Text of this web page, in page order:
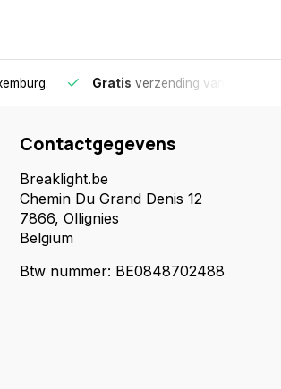
Gratis verzending vanaf €75
Contactgegevens
Breaklight.be
Chemin Du Grand Denis 12
7866, Ollignies
Belgium
Btw nummer: BE0848702488